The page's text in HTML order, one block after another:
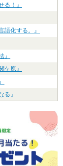
る！』
語化する。』
』
ケ原』
る』